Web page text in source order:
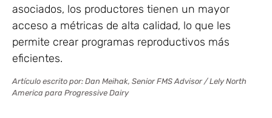
asociados, los productores tienen un mayor
acceso a métricas de alta calidad, lo que les
permite crear programas reproductivos más
eficientes.
Artículo escrito por: Dan Meihak, Senior FMS Advisor / Lely North
America para Progressive Dairy